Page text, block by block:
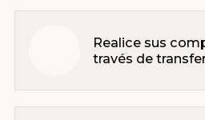
Realice sus
través de